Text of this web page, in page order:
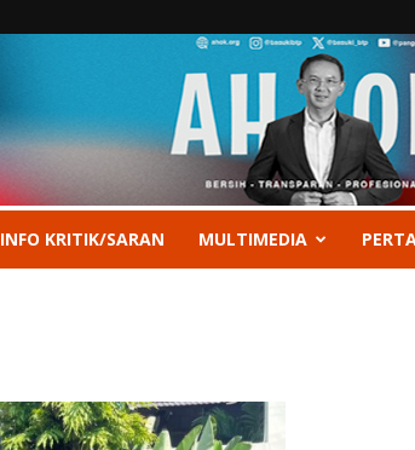
INFO KRITIK/SARAN MULTIMEDIA